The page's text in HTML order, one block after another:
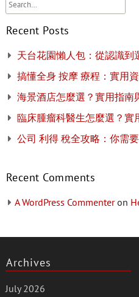
Recent Posts
天台花園懶人包：從認識到
搞懂全身 按摩 療程：實用
海景酒店怎麼選？實用指南
臨床腫瘤科醫生怎麼選？實
公司 利得 稅全攻略：你需
Recent Comments
A WordPress Commenteron
Archives
July 2026